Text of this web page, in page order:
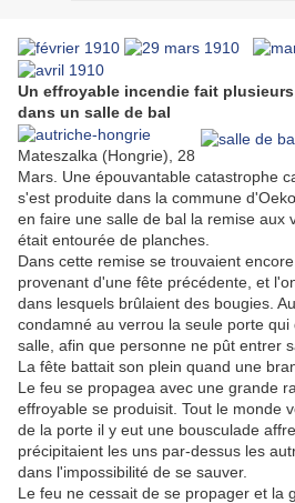
Un effroyable incendie fait
dans un salle de bal
Mateszalka (Hongrie), 28
Mars. Une épouvantable catastrophe
s'est produite dans la commune
en faire une salle de bal la remise aux
était entourée de planches.
Dans cette remise se trouvaient
provenant d'une fête précédente, et
dans lesquels brûlaient des bougies.
condamné au verrou la seule porte qui
salle, afin que personne ne pût entrer
La fête battait son plein quand une
Le feu se propagea avec une grande
effroyable se produisit. Tout le monde
de la porte il y eut une bousculade
précipitaient les uns par-dessus les
dans l'impossibilité de se sauver.
Le feu ne cessait de se propager et la